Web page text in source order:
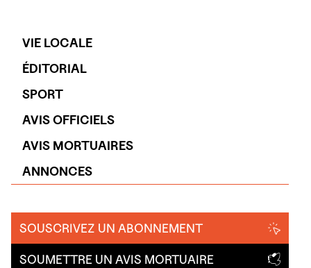
VIE LOCALE
ÉDITORIAL
SPORT
AVIS OFFICIELS
AVIS MORTUAIRES
ANNONCES
SOUSCRIVEZ UN ABONNEMENT
SOUMETTRE UN AVIS MORTUAIRE